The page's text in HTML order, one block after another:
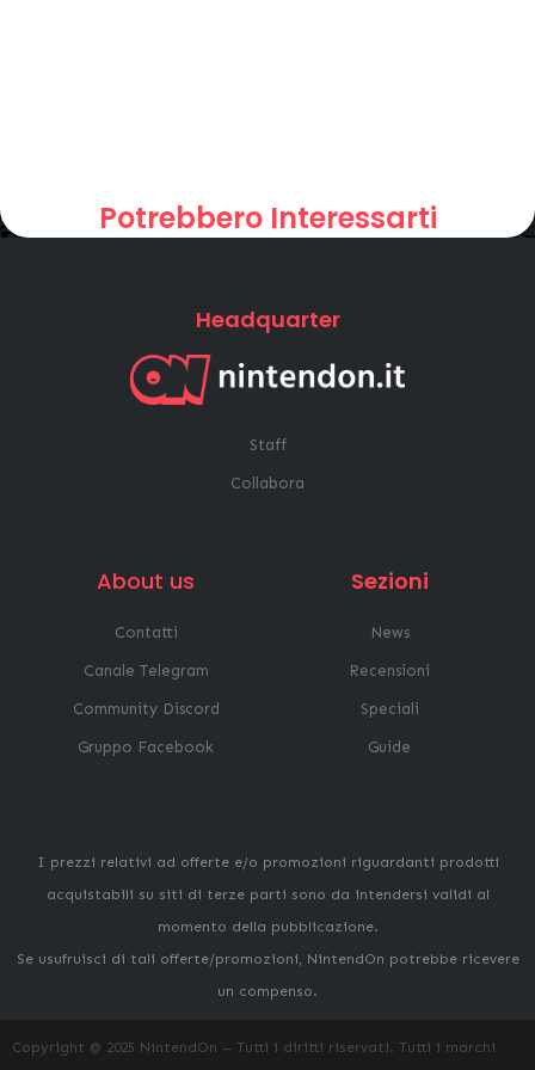
Potrebbero Interessarti
Headquarter
Staff
Collabora
About us
Contatti
Canale Telegram
Community Discord
Gruppo Facebook
Sezioni
News
Recensioni
Speciali
Guide
I prezzi relativi ad offerte e/o promozioni riguardanti prodotti
acquistabili su siti di terze parti sono da intendersi validi al
momento della pubblicazione.
Se usufruisci di tali offerte/promozioni, NintendOn potrebbe ricevere
un compenso.
Copyright @ 2025 NintendOn – Tutti i diritti riservati. Tutti i marchi